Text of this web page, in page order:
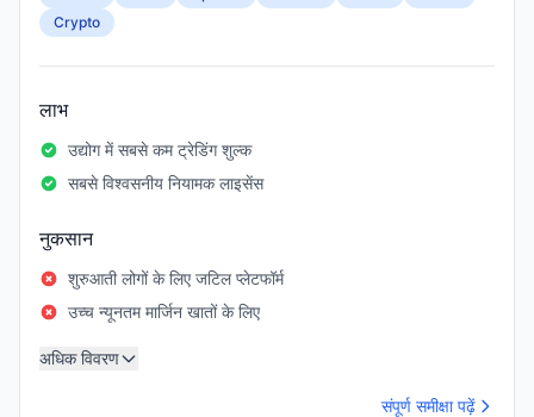
Crypto
लाभ
उद्योग में सबसे कम ट्रेडिंग शुल्क
सबसे विश्वसनीय नियामक लाइसेंस
नुकसान
शुरुआती लोगों के लिए जटिल प्लेटफॉर्म
उच्च न्यूनतम मार्जिन खातों के लिए
अधिक विवरण
संपूर्ण समीक्षा पढ़ें